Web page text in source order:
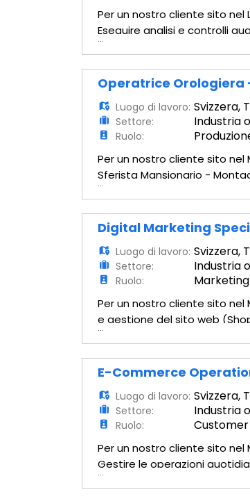
Per un nostro cliente sito
Eseguire analisi e controlli
Utilizzo della
...
Operatrice Orologiera
Luogo di lavoro: Svizzera,
Settore: Industria
Ruolo:
Per un nostro cliente sito
Sferista Mansionario -
materiali e degli strumenti di
...
Digital Marketing
Luogo di lavoro: Svizzera,
Settore: Industria
Ruolo:
Per un nostro cliente sito
e gestione del sito web
schede prodotto, delle
...
E-Commerce
Luogo di lavoro: Svizzera,
Settore: Industria
Ruolo:
Per un nostro cliente sito
Gestire le operazioni
"health checks" del sito
...